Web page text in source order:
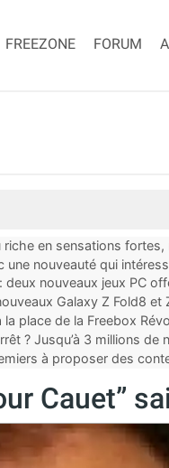
FREEZONE FORUM
en sensations
une nouveauté qui
nouveaux jeux PC
Galaxy Z Fold8 et
place de la Freebox
? Jusqu’à 3 millions de
à proposer des
Cauet”